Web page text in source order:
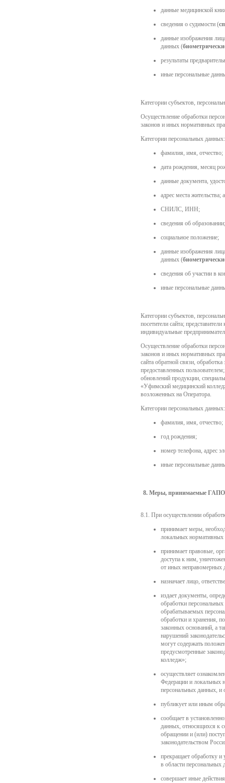
данные медицинской
сведения о судимости (
данные изображения
данных (
результаты
иные персональные
Категории субъектов,
Осуществление обработки
законов и иных нормативных
Категории персональных данных:
фамилия, имя, отчество;
дата рождения, месяц
данные документа,
адрес места жительства;
СНИЛС, ИНН;
сведения об образовании;
социальное положение;
данные изображения
данных (
сведения об участии в
иные персональные
Категории субъектов,
посетители сайта;
индивидуальные
Осуществление обработки
законов и иных нормативных
сайта обратной связи,
предоставленных
обновлений продукции,
«Уфимский медицинский
возложенных на Оператора.
Категории персональных данных:
фамилия, имя, отчество;
год рождения;
номер телефона, адрес
иные персональные
8. Меры, принимаемые ГАПОУ
8.1. При осуществлении
принимает меры,
локальных
принимает правовые,
доступа к ним,
от иных неправомерных
назначает лицо,
издает документы,
обработки
обрабатываемых
обработки и хранения,
законных оснований, а
нарушений
могут содержать
предусмотренные
колледж»;
осуществляет
Федерации и локальных
персональных данных, и
публикует или иным
сообщает в
данных, относящихся к
обращении и (или)
законодательством
прекращает обработку и
в области персональных
совершает иные